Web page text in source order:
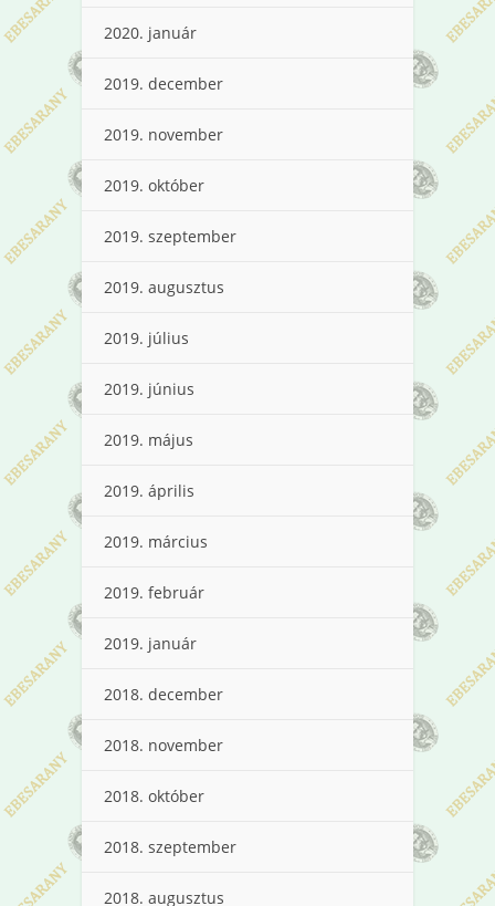
2020. január
2019. december
2019. november
2019. október
2019. szeptember
2019. augusztus
2019. július
2019. június
2019. május
2019. április
2019. március
2019. február
2019. január
2018. december
2018. november
2018. október
2018. szeptember
2018. augusztus